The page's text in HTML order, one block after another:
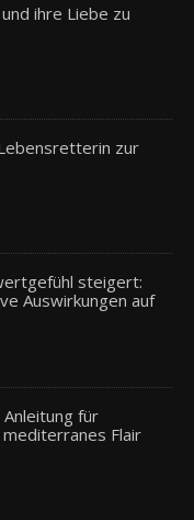
ihre Liebe zu
zur
steigert:
Auswirkungen auf
für
Flair